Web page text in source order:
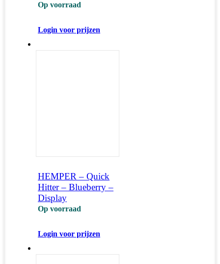
Op voorraad
Login voor prijzen
HEMPER – Quick
Hitter – Blueberry –
Display
Op voorraad
Login voor prijzen